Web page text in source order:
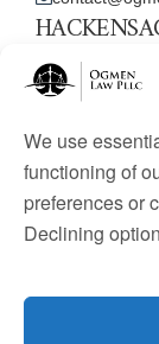
We use
functioning of
preferences or
Declining
New Jersey Office
content is for